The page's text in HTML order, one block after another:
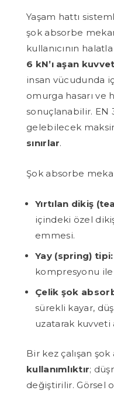
Yaşam hattı
şok absorbe
kullanıcının
6 kN’ı aşan
insan vücudunda
omurga hasarı ve
sonuçlanabilir. EN
gelebilecek
sınırlar.
Şok absorbe
Yırtılan dikiş
içindeki özel
emmesi.
Yay (spring) tipi:
kompresyonu
Çelik şok
sürekli kayar,
uzatarak kuvveti
Bir kez çalışan
kullanımlıktır;
değiştirilir. Görsel